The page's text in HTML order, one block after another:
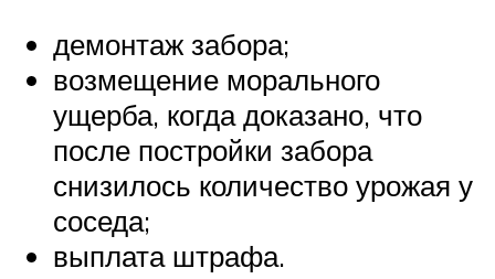
демонтаж забора;
возмещение морального
ущерба, когда доказано, что
после постройки забора
снизилось количество урожая у
соседа;
выплата штрафа.